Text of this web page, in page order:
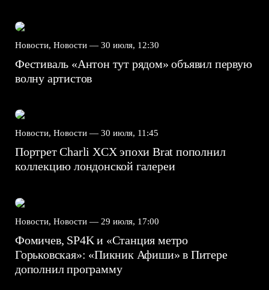
Новости, Новости — 30 июля, 12:30
Фестиваль «Антон тут рядом» объявил первую
волну артистов
Новости, Новости — 30 июля, 11:45
Портрет Charli XCX эпохи Brat пополнил
коллекцию лондонской галереи
Новости, Новости — 29 июля, 17:00
Фомичев, SP4K и «Станция метро
Горьковская»: «Пикник Афиши» в Питере
дополнил программу